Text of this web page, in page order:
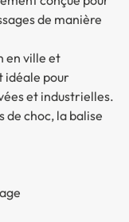
de manière
en ville et
idéale pour
et industrielles.
de choc, la balise